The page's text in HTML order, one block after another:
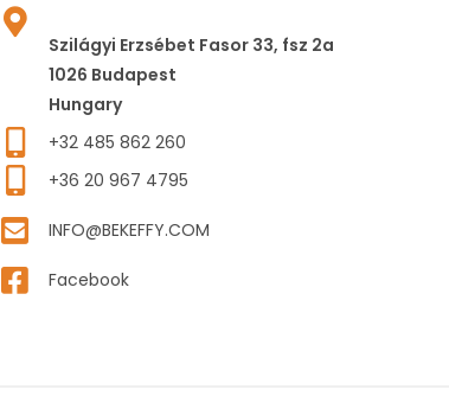
Szilágyi Erzsébet Fasor 33, fsz 2a
1026 Budapest
Hungary
+32 485 862 260
+36 20 967 4795
INFO@BEKEFFY.COM
Facebook